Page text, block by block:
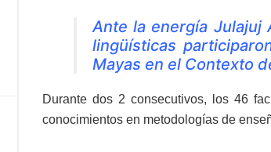
Ante la energía Julajuj
lingüísticas
Mayas en el Contexto
Durante dos 2 consecutivos, los 46
conocimientos en metodologías de